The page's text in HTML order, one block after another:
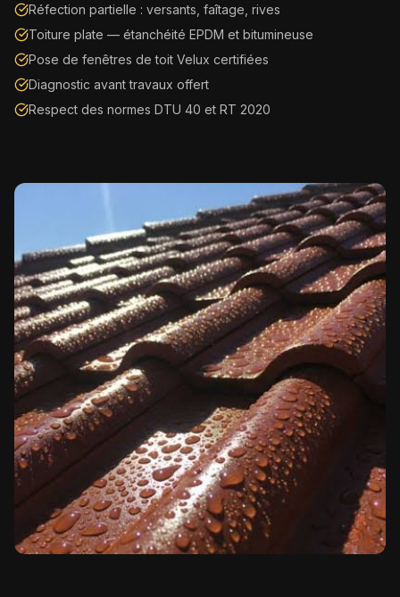
Réfection partielle : versants, faîtage, rives
Toiture plate — étanchéité EPDM et bitumineuse
Pose de fenêtres de toit Velux certifiées
Diagnostic avant travaux offert
Respect des normes DTU 40 et RT 2020